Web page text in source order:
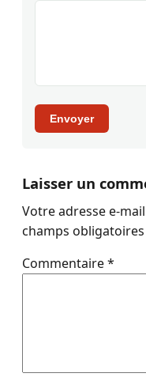
Envoyer
Laisser un
Votre adresse e-
champs
Commentaire*